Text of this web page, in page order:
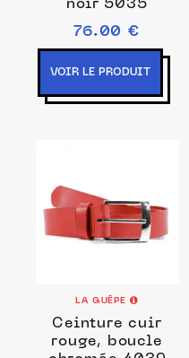
noir 5035
76.00 €
VOIR LE PRODUIT
LA GUÊPE
Ceinture cuir
rouge, boucle